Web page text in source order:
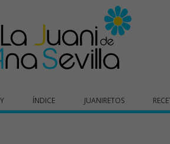
ÍNDICE JUANIRETOS